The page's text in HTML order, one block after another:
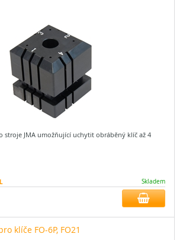
stroje JMA umožňující uchytit obráběný klíč až 4
Skladem
klíče FO-6P, FO21